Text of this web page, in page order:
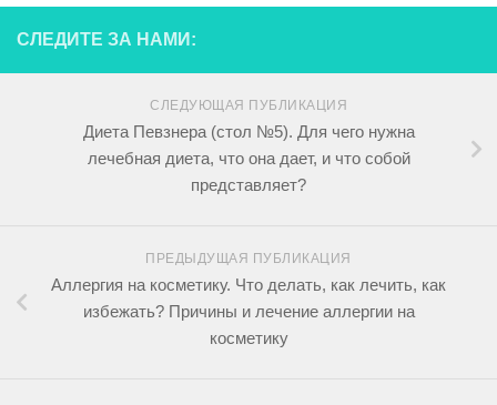
СЛЕДИТЕ ЗА НАМИ:
СЛЕДУЮЩАЯ ПУБЛИКАЦИЯ
Диета Певзнера (стол №5). Для чего нужна
лечебная диета, что она дает, и что собой
представляет?
ПРЕДЫДУЩАЯ ПУБЛИКАЦИЯ
Аллергия на косметику. Что делать, как лечить, как
избежать? Причины и лечение аллергии на
косметику